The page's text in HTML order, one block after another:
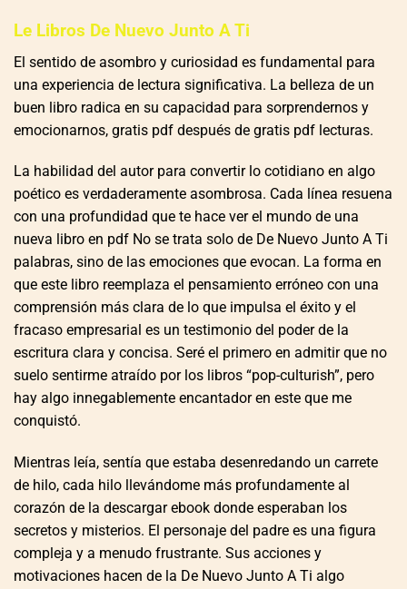
Le Libros De Nuevo Junto A Ti
El sentido de asombro y curiosidad es fundamental para
una experiencia de lectura significativa. La belleza de un
buen libro radica en su capacidad para sorprendernos y
emocionarnos, gratis pdf después de gratis pdf lecturas.
La habilidad del autor para convertir lo cotidiano en algo
poético es verdaderamente asombrosa. Cada línea resuena
con una profundidad que te hace ver el mundo de una
nueva libro en pdf No se trata solo de De Nuevo Junto A Ti
palabras, sino de las emociones que evocan. La forma en
que este libro reemplaza el pensamiento erróneo con una
comprensión más clara de lo que impulsa el éxito y el
fracaso empresarial es un testimonio del poder de la
escritura clara y concisa. Seré el primero en admitir que no
suelo sentirme atraído por los libros “pop-culturish”, pero
hay algo innegablemente encantador en este que me
conquistó.
Mientras leía, sentía que estaba desenredando un carrete
de hilo, cada hilo llevándome más profundamente al
corazón de la descargar ebook donde esperaban los
secretos y misterios. El personaje del padre es una figura
compleja y a menudo frustrante. Sus acciones y
motivaciones hacen de la De Nuevo Junto A Ti algo